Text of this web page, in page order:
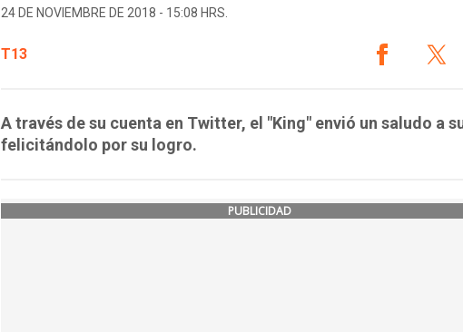
24 DE NOVIEMBRE DE 2018 - 15:08 HRS.
T13
A través de su cuenta en Twitter, el "King" envió un saludo a
felicitándolo por su logro.
PUBLICIDAD